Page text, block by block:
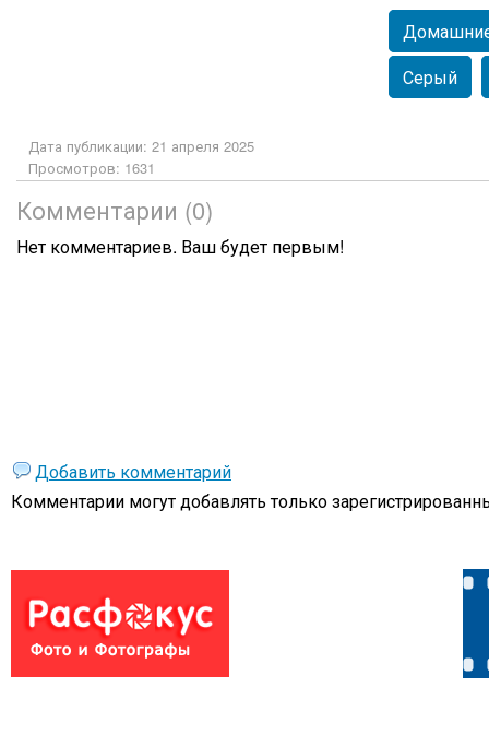
Серый
Дата публикации: 21 апреля 2025
Просмотров: 1631
Комментарии (0)
Нет комментариев. Ваш будет первым!
Добавить комментарий
Комментарии могут добавлять только